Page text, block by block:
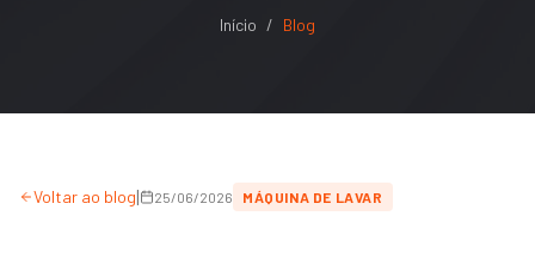
Início / Blog
Voltar ao blog| 25/06/2026 MÁQUINA DE LAVAR